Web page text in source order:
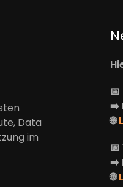
Data
im
➡️
🌐
➡️
🌐